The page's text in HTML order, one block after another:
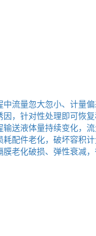
流量忽大忽小、计量
，针对性处理即可恢
送液体量持续变化，
配件老化，破坏容积
老化破损、弹性衰减